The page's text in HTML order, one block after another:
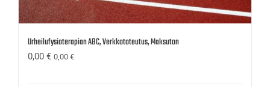
Urheilufysioterapian ABC, Verkkototeutus, Maksuton
0,00 € 0,00 €